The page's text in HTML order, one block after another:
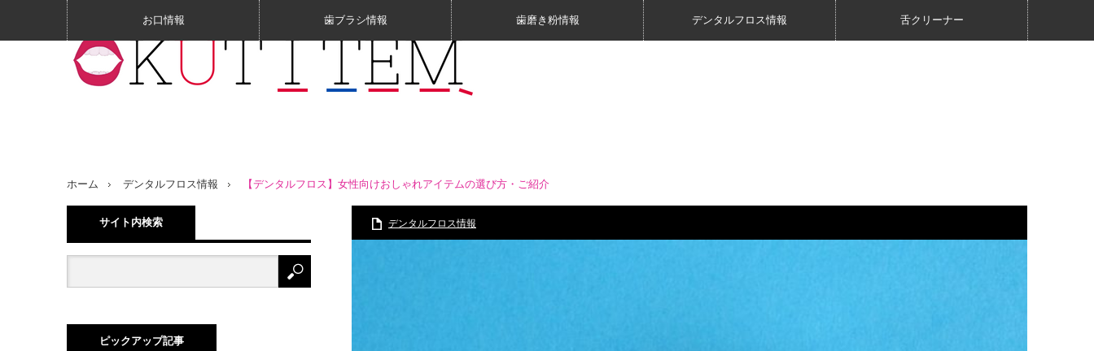
お口情報 歯ブラシ情報 歯磨き粉情報 デンタルフロス情報 舌クリーナー
ホーム デンタルフロス情報 【デンタルフロス】女性向けおしゃれアイテムの選び方・ご紹介
デンタルフロス情報
サイト内検索
ピックアップ記事